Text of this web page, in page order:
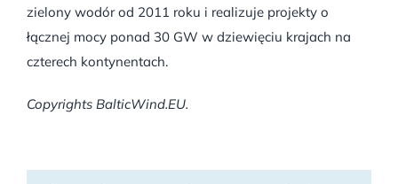
zielony wodór od 2011 roku i realizuje projekty o
łącznej mocy ponad 30 GW w dziewięciu krajach na
czterech kontynentach.
Copyrights BalticWind.EU.